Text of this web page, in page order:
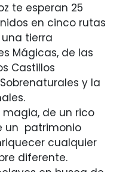
te esperan 25
en cinco rutas
tierra
Mágicas, de las
Castillos
y la
de un rico
un patrimonio
cualquier
diferente.